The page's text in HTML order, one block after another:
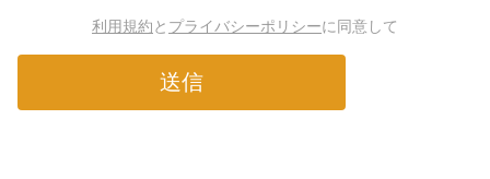
利用規約と プライバシーポリシーに同意して
送信